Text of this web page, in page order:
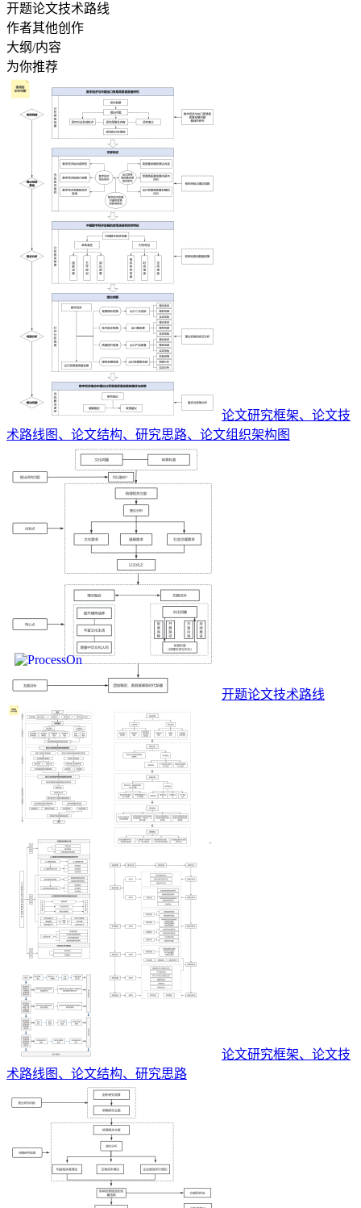
开题论文技术路线
作者其他创作
大纲/内容
为你推荐
论文研究框架、论文技
术路线图、论文结构、研究思路、论文组织架构图
开题论文技术路线
论文研究框架、论文技
术路线图、论文结构、研究思路